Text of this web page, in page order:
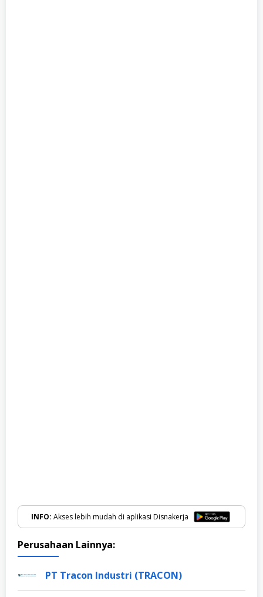
INFO: Akses lebih mudah di aplikasi Disnakerja
Perusahaan Lainnya:
PT Tracon Industri (TRACON)